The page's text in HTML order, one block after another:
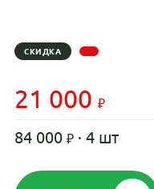
СКИДКА
21 000
84 000 · 4 шт